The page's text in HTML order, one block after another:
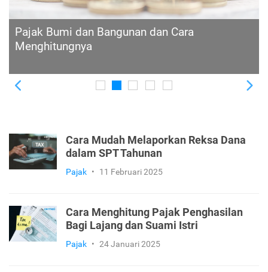
Apa Fungsi dan Manfaat Memiliki NPWP? Cek
di Sini
Cara Mudah Melaporkan Reksa Dana
dalam SPT Tahunan
Pajak • 11 Februari 2025
Cara Menghitung Pajak Penghasilan
Bagi Lajang dan Suami Istri
Pajak • 24 Januari 2025